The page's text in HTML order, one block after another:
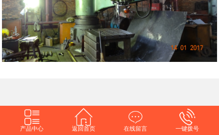
产品中心 返回首页 在线留言 一键拨号